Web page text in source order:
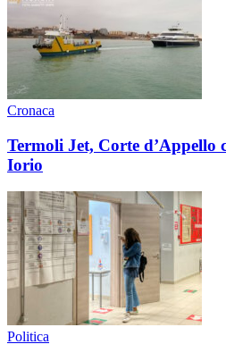
Cronaca
Termoli Jet, Corte d’Appello
Iorio
Politica